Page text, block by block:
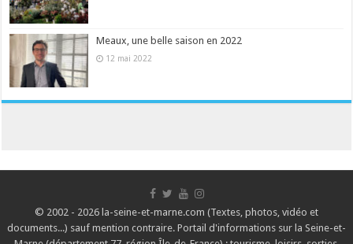
Meaux, une belle saison en 2022
12 mai 2022
© 2002 - 2026 la-seine-et-marne.com (Textes, photos, vidéo et
documents...) sauf mention contraire. Portail d'informations sur la Seine-et-